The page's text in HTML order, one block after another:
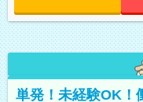
単発！未経験OK！